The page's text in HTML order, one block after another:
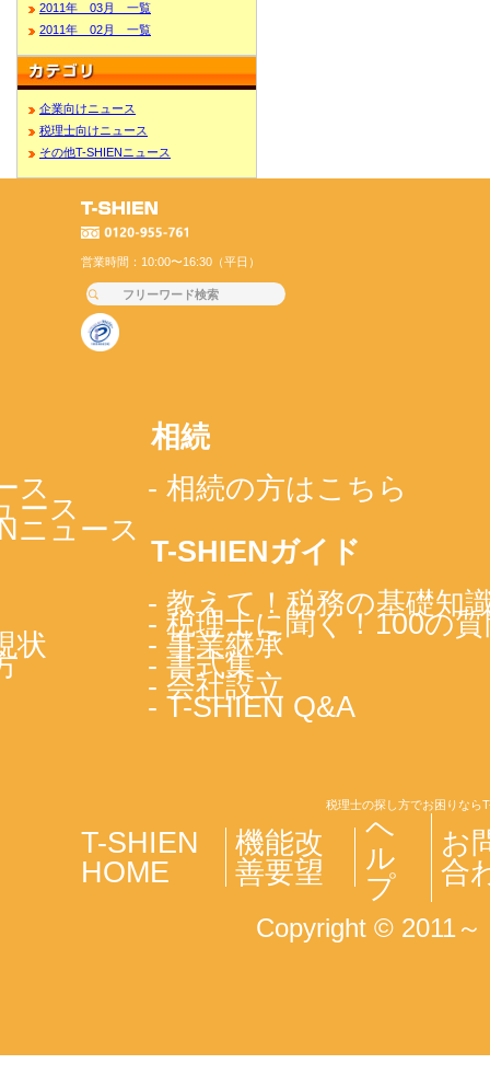
2011年 03月 一覧
2011年 02月 一覧
企業向けニュース
税理士向けニュース
その他T-SHIENニュース
営業時間：10:00〜16:30（平日）
ス
ース
ニュース
状
相続
- 相続の方はこちら
T-SHIENガイド
- 教えて！税務の基礎知
- 税理士に聞く！100の
- 事業継承
- 書式集
- 会社設立
- T-SHIEN Q&A
税理士の探し方でお困りなら
T-SHIEN
HOME
機能改
善要望
ヘ
ル
プ
お
合
Copyright © 2011